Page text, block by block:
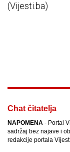
(Vijesti.ba)
Chat čitatelja
NAPOMENA - Portal
sadržaj bez najave i
redakcije portala